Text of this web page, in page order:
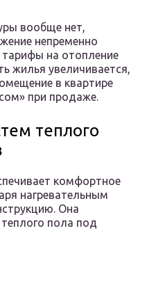
вообще нет,
непременно
тарифы на отопление
жилья увеличивается,
в квартире
при продаже.
теплого
комфортное
нагревательным
Она
пола под